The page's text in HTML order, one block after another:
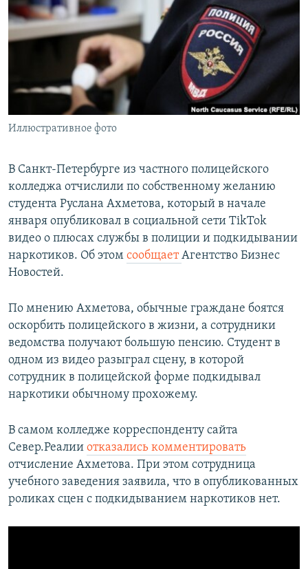
РАСПИСАНИЕ ВЕЩАНИЯ
ПОДПИШИТЕСЬ НА РАССЫЛКУ
СОЦИАЛЬНЫЕ СЕТИ
Все сайты РСЕ/РС
Иллюстративное фото
В Санкт-Петербурге из частного полицейского
колледжа отчислили по собственному желанию
студента Руслана Ахметова, который в начале
января опубликовал в социальной сети TikTok
видео о плюсах службы в полиции и подкидывании
наркотиков. Об этом сообщаетАгентство Бизнес
Новостей.
По мнению Ахметова, обычные граждане боятся
оскорбить полицейского в жизни, а сотрудники
ведомства получают большую пенсию. Студент в
одном из видео разыграл сцену, в которой
сотрудник в полицейской форме подкидывал
наркотики обычному прохожему.
В самом колледже корреспонденту сайта
Север.Реалии отказались комментировать
отчисление Ахметова. При этом сотрудница
учебного заведения заявила, что в опубликованных
роликах сцен с подкидыванием наркотиков нет.